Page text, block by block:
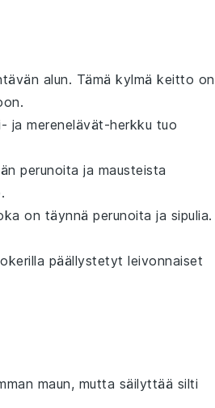
alun. Tämä kylmä keitto on
- ja merenelävät-herkku tuo
perunoita ja mausteista
on täynnä perunoita ja sipulia.
päällystetyt leivonnaiset
maun, mutta säilyttää silti